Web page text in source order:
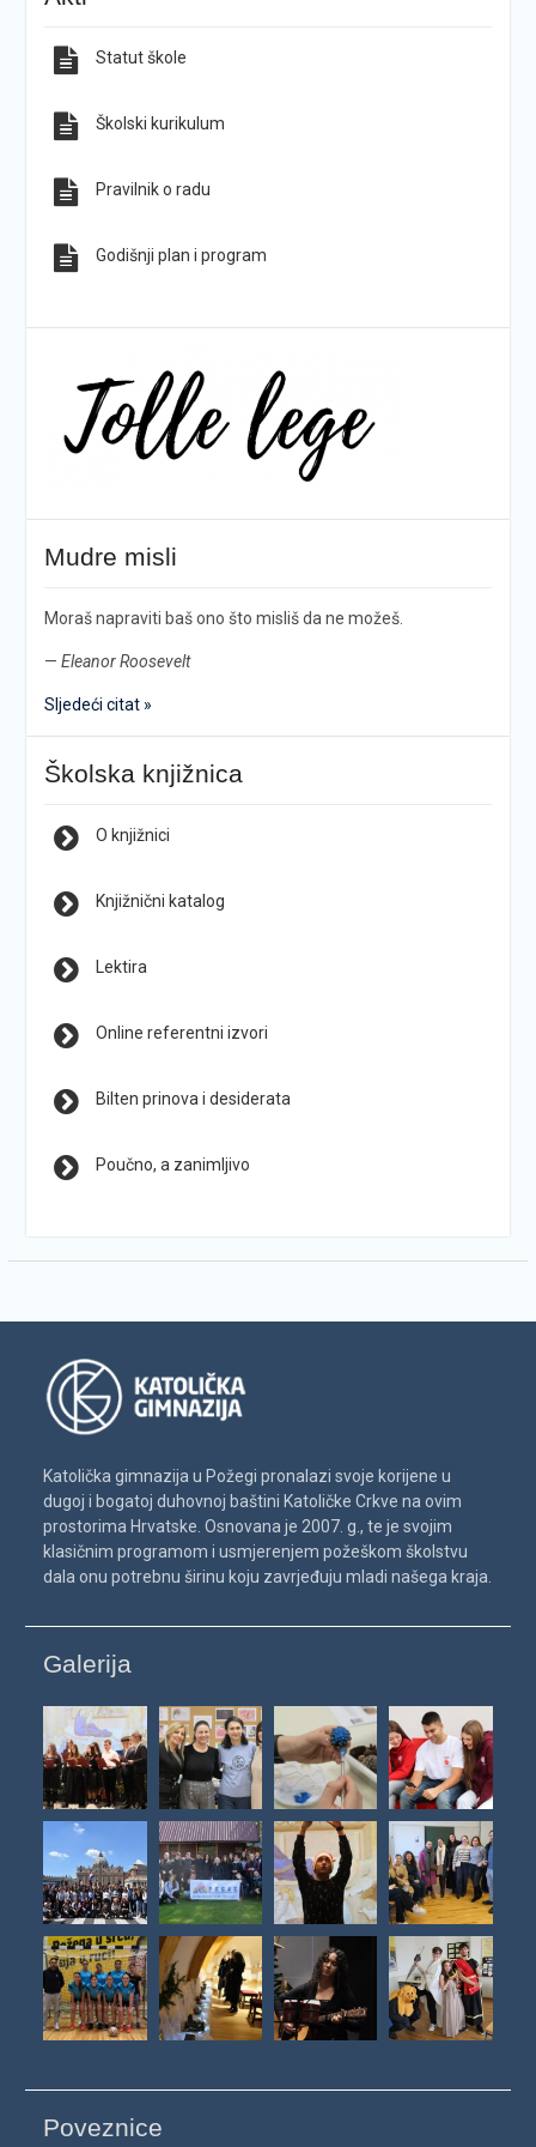
Statut škole
Školski kurikulum
Pravilnik o radu
Godišnji plan i program
Mudre misli
Moraš napraviti baš ono što misliš da ne možeš.
— Eleanor Roosevelt
Sljedeći citat »
Školska knjižnica
O knjižnici
Knjižnični katalog
Lektira
Online referentni izvori
Bilten prinova i desiderata
Poučno, a zanimljivo
Katolička gimnazija u Požegi pronalazi svoje korijene u
dugoj i bogatoj duhovnoj baštini Katoličke Crkve na ovim
prostorima Hrvatske. Osnovana je 2007. g., te je svojim
klasičnim programom i usmjerenjem požeškom školstvu
dala onu potrebnu širinu koju zavrjeđuju mladi našega kraja.
Galerija
Poveznice